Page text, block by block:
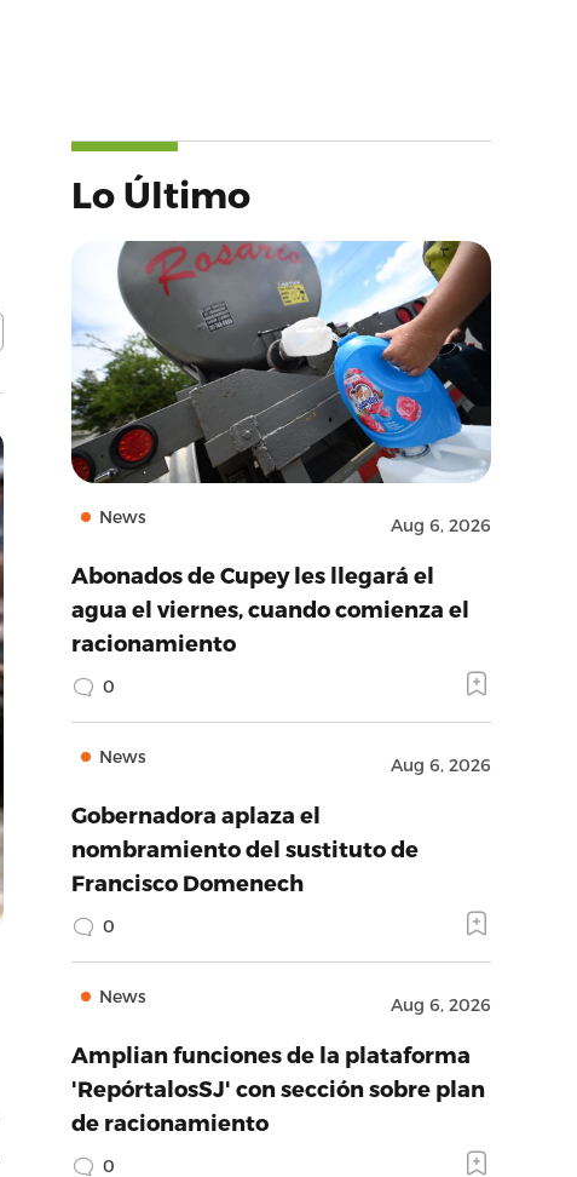
Lo Último
News Aug 6, 2026
Abonados de Cupey les llegará el
agua el viernes, cuando comienza el
racionamiento
0
News Aug 6, 2026
Gobernadora aplaza el
nombramiento del sustituto de
Francisco Domenech
0
News Aug 6, 2026
Amplian funciones de la plataforma
'RepórtalosSJ' con sección sobre plan
de racionamiento
0